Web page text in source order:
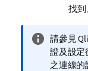
找到
資
訊
備
請參見
證及設定
之連線的